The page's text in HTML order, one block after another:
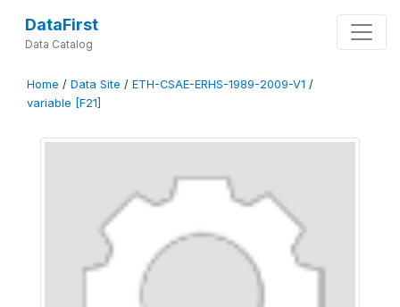
DataFirst
Data Catalog
Home / Data Site / ETH-CSAE-ERHS-1989-2009-V1 /
variable [F21]